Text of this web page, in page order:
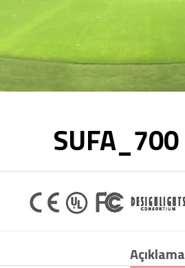
SUFA_700
Açıklama